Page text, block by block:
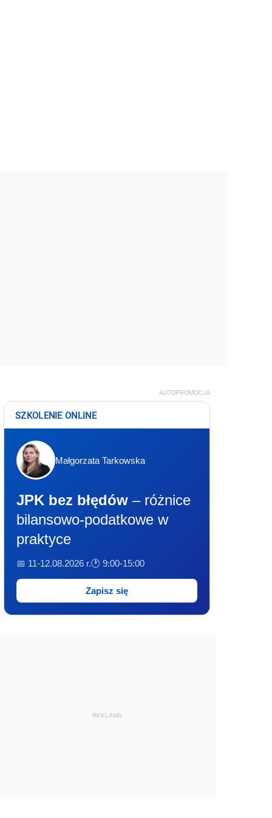
AUTOPROMOCJA
SZKOLENIE ONLINE
Małgorzata Tarkowska
JPK bez błędów – różnice
bilansowo-podatkowe w
praktyce
📅 11-12.08.2026 r.🕐 9:00-15:00
Zapisz się
REKLAMA